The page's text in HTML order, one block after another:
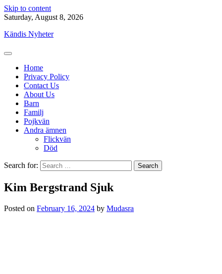
Skip to content
Saturday, August 8, 2026
Kändis Nyheter
Home
Privacy Policy
Contact Us
About Us
Barn
Familj
Pojkvän
Andra ämnen
Flickvän
Död
Search for:
Kim Bergstrand Sjuk
Posted on February 16, 2024 by Mudasra